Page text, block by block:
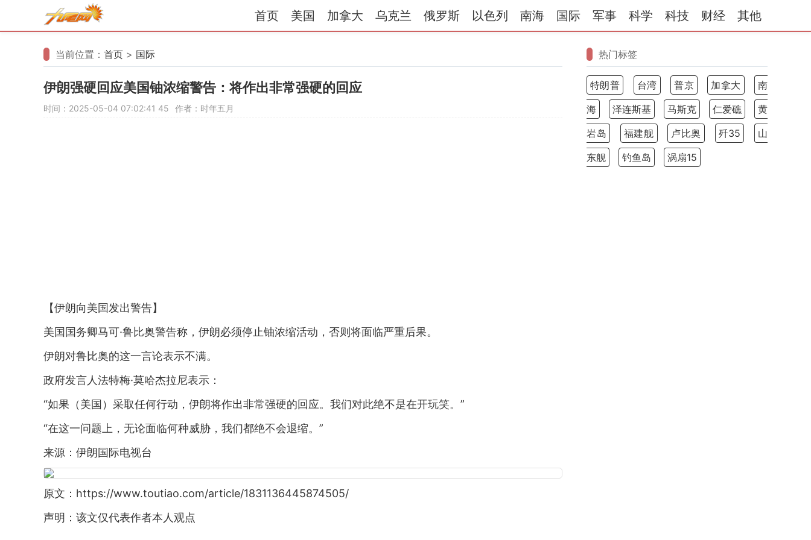
首页 美国 加拿大 乌克兰 俄罗斯 以色列 南海 国际 军事 科学 科技 财经 其他
当前位置： 首页 > 国际
伊朗强硬回应美国铀浓缩警告：将作出非常强硬的回应
时间：2025-05-04 07:02:41 45 作者：时年五月
【伊朗向美国发出警告】
美国国务卿马可·鲁比奥警告称，伊朗必须停止铀浓缩活动，否则将面临严重后果。
伊朗对鲁比奥的这一言论表示不满。
政府发言人法特梅·莫哈杰拉尼表示：
“如果（美国）采取任何行动，伊朗将作出非常强硬的回应。我们对此绝不是在开玩笑。”
“在这一问题上，无论面临何种威胁，我们都绝不会退缩。”
来源：伊朗国际电视台
原文：https://www.toutiao.com/article/1831136445874505/
声明：该文仅代表作者本人观点
热门标签
特朗普 台湾 普京 加拿大
南
海
泽连斯基 马斯克 仁爱礁
黄
岩岛
福建舰 卢比奥 歼35
山
东舰
钓鱼岛 涡扇15